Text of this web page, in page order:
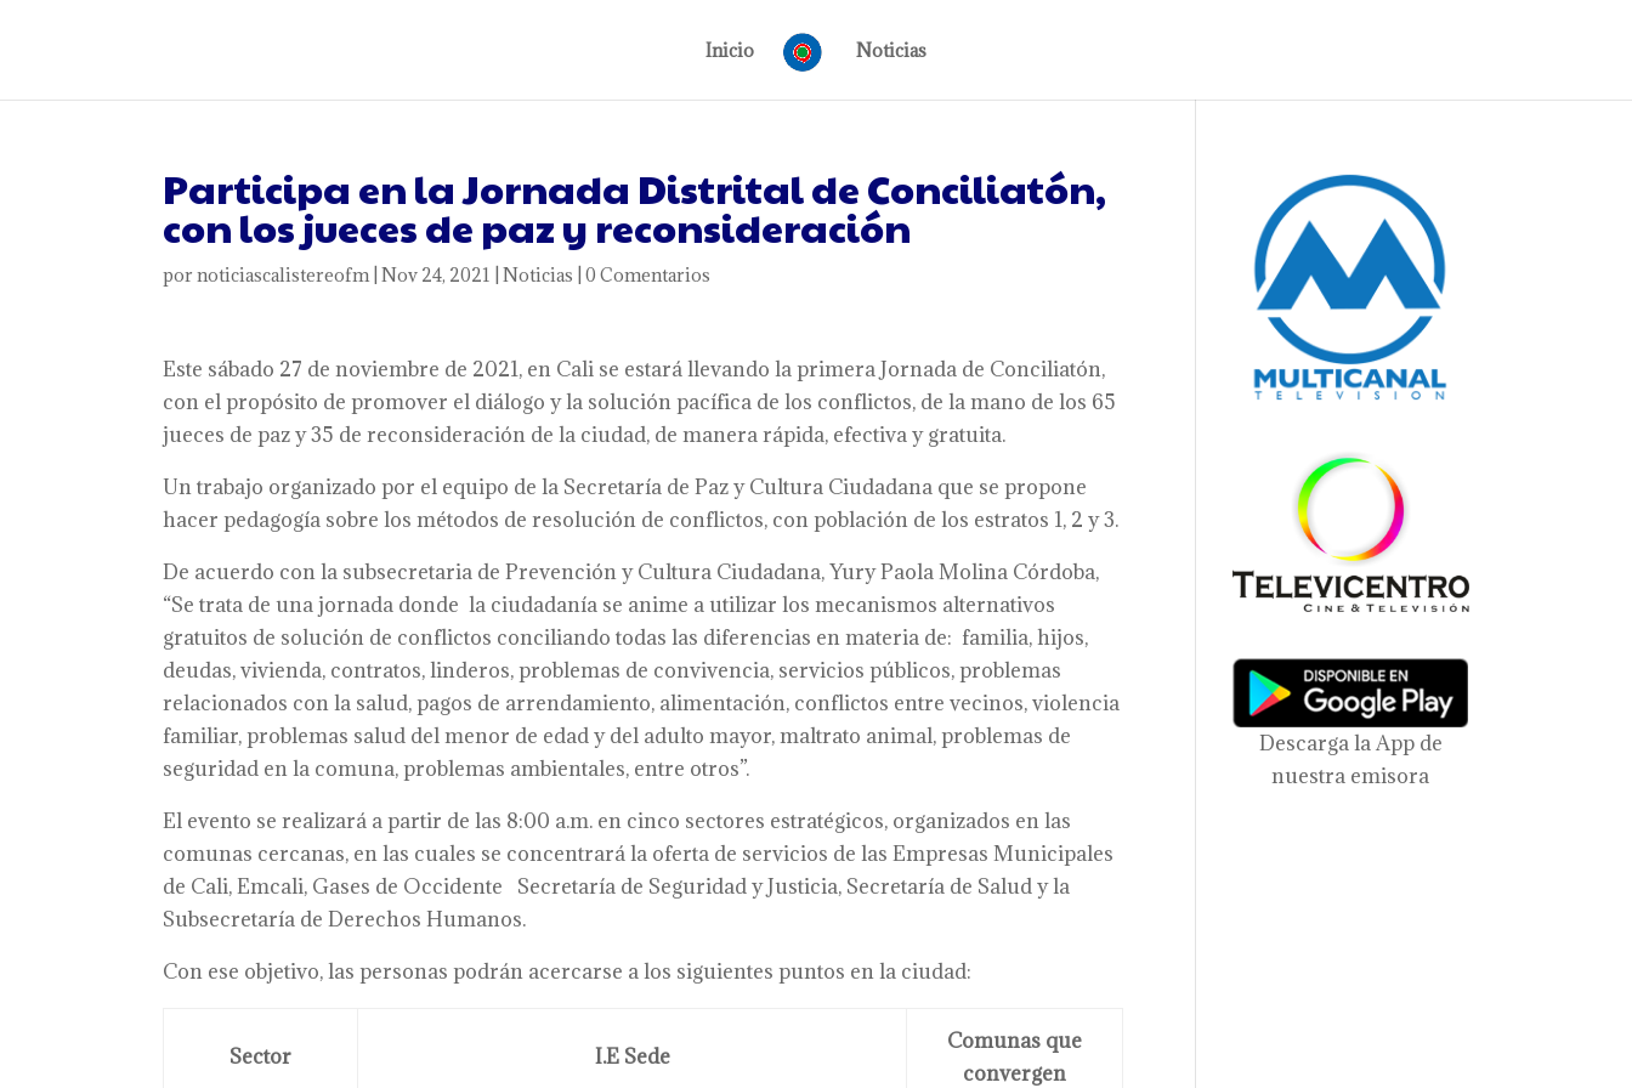
Inicio Noticias
Participa en la Jornada Distrital de Conciliatón,
con los jueces de paz y reconsideración
pornoticiascalistereofm|Nov 24, 2021 |Noticias |0 Comentarios
Este sábado 27 de noviembre de 2021, en Cali se estará llevando la primera Jornada de Conciliatón,
con el propósito de promover el diálogo y la solución pacífica de los conflictos, de la mano de los 65
jueces de paz y 35 de reconsideración de la ciudad, de manera rápida, efectiva y gratuita.
Un trabajo organizado por el equipo de la Secretaría de Paz y Cultura Ciudadana que se propone
hacer pedagogía sobre los métodos de resolución de conflictos, con población de los estratos 1, 2 y 3.
De acuerdo con la subsecretaria de Prevención y Cultura Ciudadana, Yury Paola Molina Córdoba,
“Se trata de una jornada donde la ciudadanía se anime a utilizar los mecanismos alternativos
gratuitos de solución de conflictos conciliando todas las diferencias en materia de: familia, hijos,
deudas, vivienda, contratos, linderos, problemas de convivencia, servicios públicos, problemas
relacionados con la salud, pagos de arrendamiento, alimentación, conflictos entre vecinos, violencia
familiar, problemas salud del menor de edad y del adulto mayor, maltrato animal, problemas de
seguridad en la comuna, problemas ambientales, entre otros”.
El evento se realizará a partir de las 8:00 a.m. en cinco sectores estratégicos, organizados en las
comunas cercanas, en las cuales se concentrará la oferta de servicios de las Empresas Municipales
de Cali, Emcali, Gases de Occidente Secretaría de Seguridad y Justicia, Secretaría de Salud y la
Subsecretaría de Derechos Humanos.
Con ese objetivo, las personas podrán acercarse a los siguientes puntos en la ciudad:
Sector I.E Sede
Comunas que
convergen
Descarga la App de
nuestra emisora